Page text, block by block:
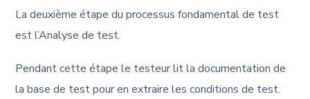
La deuxième étape du processus fondamental de test
est l’Analyse de test.
Pendant cette étape le testeur lit la documentation de
la base de test pour en extraire les conditions de test.